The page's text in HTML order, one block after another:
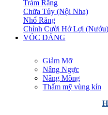
Trám Răng
Chữa Tủy (Nội Nha)
Nhổ Răng
Chỉnh Cười Hở Lợi (Nướu)
VÓC DÁNG
Giảm Mỡ
Nâng Ngực
Nâng Mông
Thẩm mỹ vùng kín